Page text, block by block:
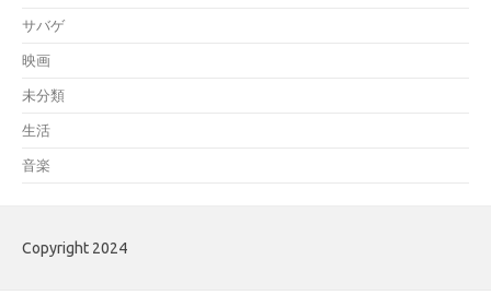
サバゲ
映画
未分類
生活
音楽
Copyright 2024